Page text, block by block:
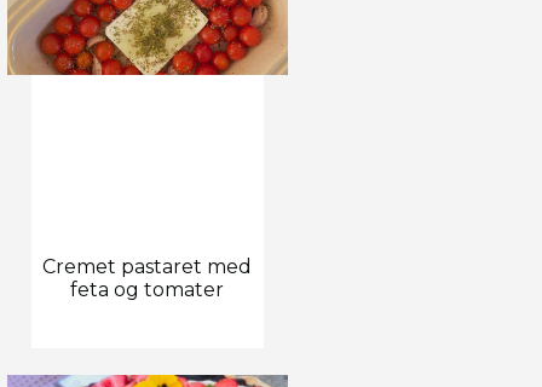
Cremet pastaret med
feta og tomater